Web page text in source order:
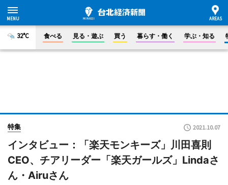
32°C 食べる 見る・遊ぶ 買う 暮らす・働く 学ぶ・知る
特集 2021.10.07
インタビュー：「楽天モンキーズ」川田喜則
CEO、チアリーダー「楽天ガールズ」Lindaさ
ん・Airuさん